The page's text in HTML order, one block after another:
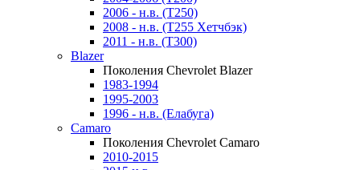
2006 - н.в. (T250)
2008 - н.в. (T255 Хетчбэк)
2011 - н.в. (Т300)
Blazer
Поколения Chevrolet Blazer
1983-1994
1995-2003
1996 - н.в. (Елабуга)
Camaro
Поколения Chevrolet Camaro
2010-2015